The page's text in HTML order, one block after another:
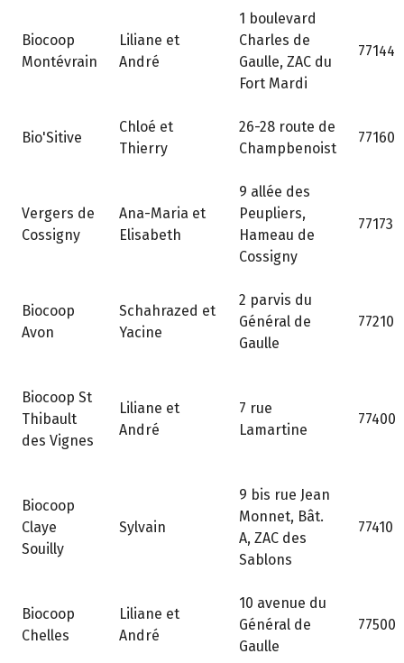
Biocoop
Montévrain
Liliane et
André
1 boulevard
Charles de
Gaulle, ZAC du
Fort Mardi
77144
Bio'Sitive
Chloé et
Thierry
26-28 route de
Champbenoist
77160
Vergers de
Cossigny
Ana-Maria et
Elisabeth
9 allée des
Peupliers,
Hameau de
Cossigny
77173
Biocoop
Avon
Schahrazed et
Yacine
2 parvis du
Général de
Gaulle
77210
Biocoop St
Thibault
des Vignes
Liliane et
André
7 rue
Lamartine
77400
Biocoop
Claye
Souilly
Sylvain
9 bis rue Jean
Monnet, Bât.
A, ZAC des
Sablons
77410
Biocoop
Chelles
Liliane et
André
10 avenue du
Général de
Gaulle
77500